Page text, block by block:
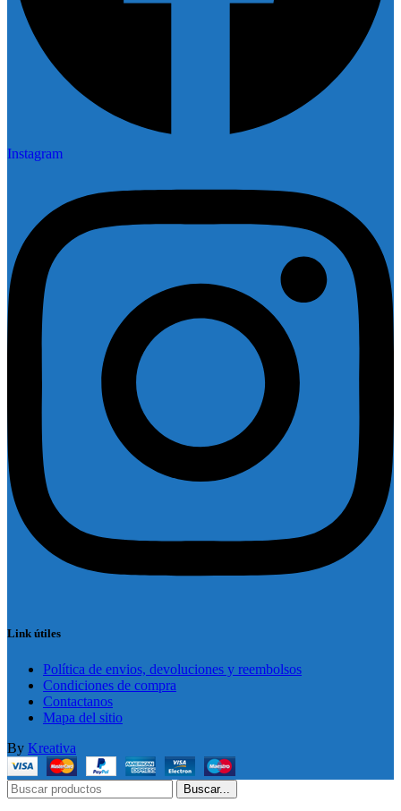
Instagram
Link útiles
Política de envios, devoluciones y reembolsos
Condiciones de compra
Contactanos
Mapa del sitio
By Kreativa
Buscar...